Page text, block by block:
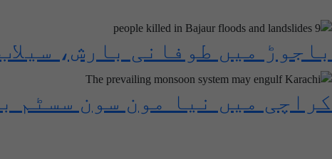
باجوڑ میں طوفانی بارش، سیلاب اور
کراچی میں نیا مون سون سسٹم